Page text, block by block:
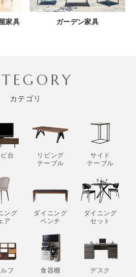
家具 ガーデン家具
カテゴリ
台
リビング
テーブル
サイド
テーブル
ング
ア
ダイニング
ベンチ
ダイニング
セット
フ 食器棚 デスク